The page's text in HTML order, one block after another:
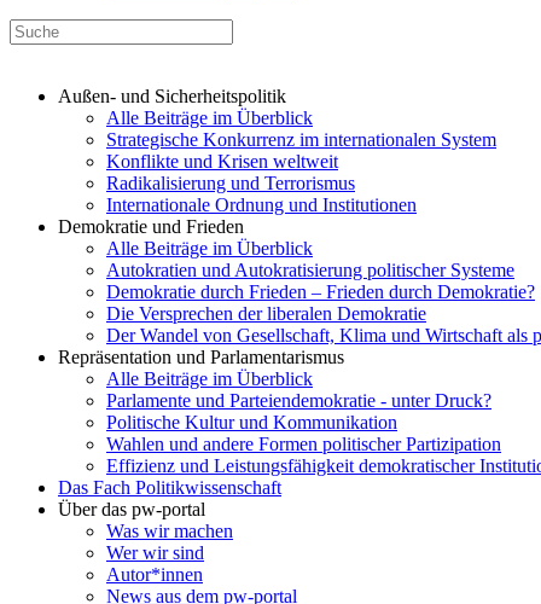
Außen- und Sicherheitspolitik
Alle Beiträge im Überblick
Strategische Konkurrenz im internationalen System
Konflikte und Krisen weltweit
Radikalisierung und Terrorismus
Internationale Ordnung und Institutionen
Demokratie und Frieden
Alle Beiträge im Überblick
Autokratien und Autokratisierung politischer Systeme
Demokratie durch Frieden – Frieden durch Demokratie?
Die Versprechen der liberalen Demokratie
Der Wandel von Gesellschaft, Klima und Wirtschaft als
Repräsentation und Parlamentarismus
Alle Beiträge im Überblick
Parlamente und Parteiendemokratie - unter Druck?
Politische Kultur und Kommunikation
Wahlen und andere Formen politischer Partizipation
Effizienz und Leistungsfähigkeit demokratischer
Das Fach Politikwissenschaft
Über das pw-portal
Was wir machen
Wer wir sind
Autor*innen
News aus dem pw-portal